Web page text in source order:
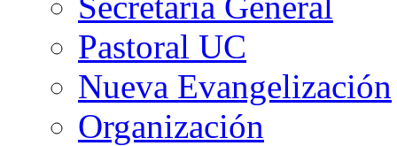
Pastoral UC
Nueva Evangelización
Organización